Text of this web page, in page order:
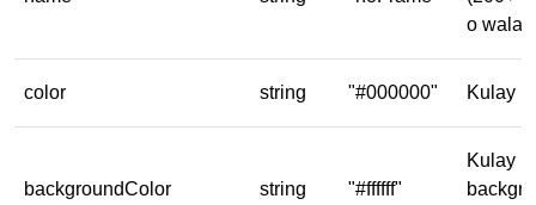
o
color string "#000000" Kulay
backgroundColor string "#ffffff"
Kulay